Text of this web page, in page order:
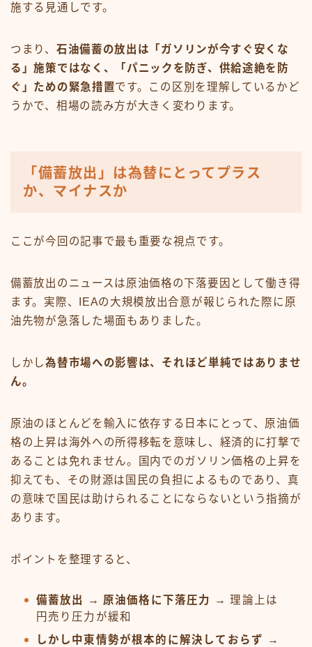
施する見通しです。
つまり、 石油備蓄の放出は「ガソリンが今すぐ安くな
る」施策ではなく、「パニックを防ぎ、供給途絶を防
ぐ」ための緊急措置です。この区別を理解しているかど
うかで、相場の読み方が大きく変わります。
「備蓄放出」は為替にとってプラス
か、マイナスか
ここが今回の記事で最も重要な視点です。
備蓄放出のニュースは原油価格の下落要因として働き得
ます。実際、IEAの大規模放出合意が報じられた際に原
油先物が急落した場面もありました。
しかし為替市場への影響は、それほど単純ではありませ
ん。
原油のほとんどを輸入に依存する日本にとって、原油価
格の上昇は海外への所得移転を意味し、経済的に打撃で
あることは免れません。国内でのガソリン価格の上昇を
抑えても、その財源は国民の負担によるものであり、真
の意味で国民は助けられることにならないという指摘が
あります。
ポイントを整理すると、
備蓄放出 → 原油価格に下落圧力
→ 理論上は
円売り圧力が緩和
しかし中東情勢が根本的に解決しておらず
→